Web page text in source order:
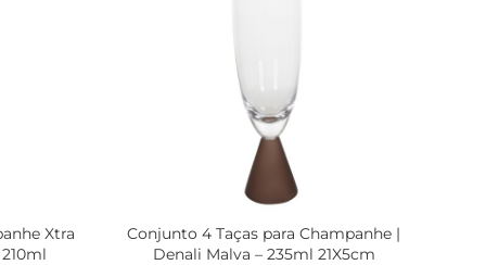
Xtra
Conjunto 4 Taças para Champanhe |
Denali Malva – 235ml 21X5cm